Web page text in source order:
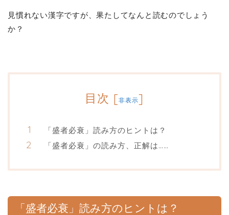
見慣れない漢字ですが、果たしてなんと読むのでしょう
か？
目次 [非表示]
「盛者必衰」読み方のヒントは？
「盛者必衰」の読み方、正解は……
「盛者必衰」読み方のヒントは？